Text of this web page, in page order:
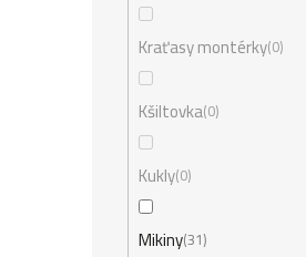
Kraťasy montérky 0
Kšiltovka 0
Kukly 0
Mikiny31